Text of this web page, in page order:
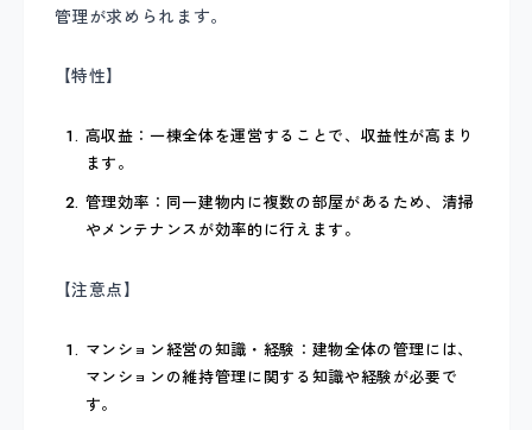
管理が求められます。
【特性】
高収益：一棟全体を運営することで、収益性が高まり
ます。
管理効率：同一建物内に複数の部屋があるため、清掃
やメンテナンスが効率的に行えます。
【注意点】
マンション経営の知識・経験：建物全体の管理には、
マンションの維持管理に関する知識や経験が必要で
す。